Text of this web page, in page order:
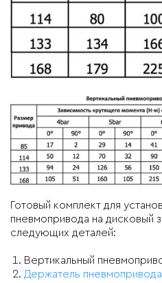
Готовый комплект для
пневмопривода на дисковый
следующих деталей:
Вертикальный
Держатель пневмопривода